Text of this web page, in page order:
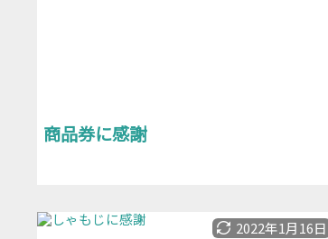
商品券に感謝
2022年1月16日